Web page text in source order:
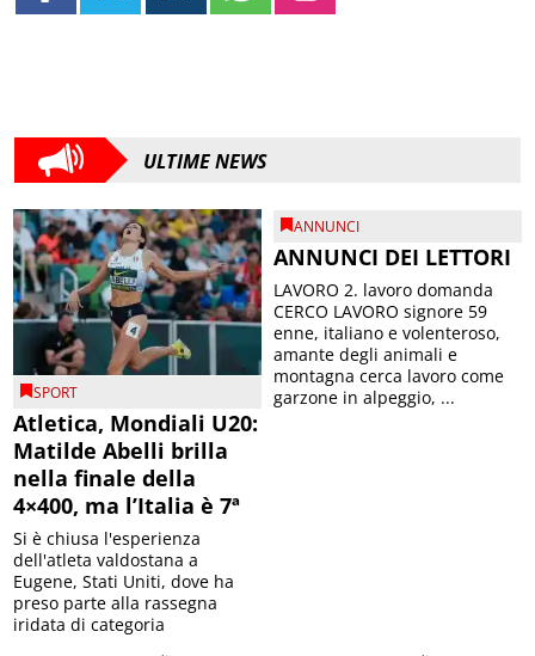
ULTIME NEWS
SPORT
Atletica, Mondiali U20:
Matilde Abelli brilla
nella finale della
4×400, ma l’Italia è 7ª
Si è chiusa l'esperienza
dell'atleta valdostana a
Eugene, Stati Uniti, dove ha
preso parte alla rassegna
iridata di categoria
ANNUNCI
ANNUNCI DEI LETTORI
LAVORO 2. lavoro domanda
CERCO LAVORO signore 59
enne, italiano e volenteroso,
amante degli animali e
montagna cerca lavoro come
garzone in alpeggio, ...